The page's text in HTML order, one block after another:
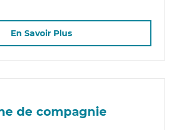
En Savoir Plus
de compagnie